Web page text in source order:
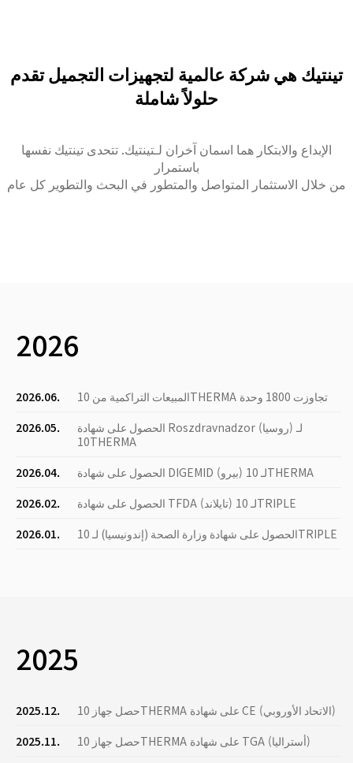
تينتيك هي شركة عالمية لتجهيزات التجميل تقدم
حلولاً شاملة
الإبداع والابتكار هما اسمان آخران لـتينتيك. تتحدى تينتيك نفسها
باستمرار
من خلال الاستثمار المتواصل والمتطور في البحث والتطوير كل عام
2026
2026.06.
المبيعات التراكمية من 10THERMA تجاوزت 1800 وحدة
2026.05.
الحصول على شهادة Roszdravnadzor (روسيا) لـ
10THERMA
2026.04.
الحصول على شهادة DIGEMID (بيرو) لـ 10THERMA
2026.02.
الحصول على شهادة TFDA (تايلاند) لـ 10TRIPLE
2026.01.
الحصول على شهادة وزارة الصحة (إندونيسيا) لـ 10TRIPLE
2025
2025.12.
حصل جهاز 10THERMA على شهادة CE (الاتحاد الأوروبي)
2025.11.
حصل جهاز 10THERMA على شهادة TGA (أستراليا)